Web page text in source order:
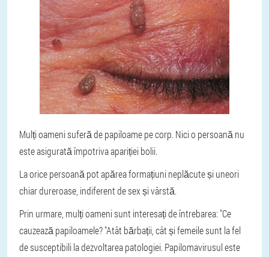
Mulți oameni suferă de papiloame pe corp. Nici o persoană nu
este asigurată împotriva apariției bolii.
La orice persoană pot apărea formațiuni neplăcute și uneori
chiar dureroase, indiferent de sex și vârstă.
Prin urmare, mulți oameni sunt interesați de întrebarea: "Ce
cauzează papiloamele? "Atât bărbații, cât și femeile sunt la fel
de susceptibili la dezvoltarea patologiei. Papilomavirusul este